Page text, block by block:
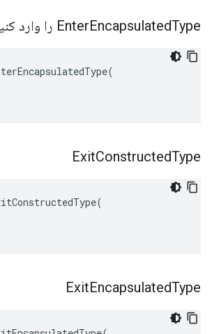
EnterEncapsulatedType را وارد کنید
ExitConstructedType
ExitEncapsulatedType